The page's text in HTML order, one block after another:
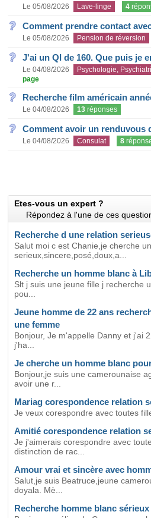
Le 05/08/2026 Lave-linge 4
Comment prendre contact
Le 05/08/2026 Pension de réversion
J'ai un QI de 160. Que puis je
Le 04/08/2026 Psychologie,
page
Recherche film américain
Le 04/08/2026 13 réponses
Comment avoir un renduvous
Le 04/08/2026 Consulat 8
Etes-vous un expert ?
Répondez à l'une de ces
Recherche d une relation
Salut moi c est Chanie,je cherche
serieux,sincere,posé,doux,a...
Recherche un homme blanc à
Slt j suis une jeune fille j recherche
pou...
Jeune homme de 22 ans
une femme
Bonjour, Je m'appelle Danny et j'ai
j'ha...
Je cherche un homme blanc
Bonjour,je suis une camerounaise
avoir une r...
Mariag corespondence relation
Je veux corespondre avec toutes
Amitié corespondence relation
Je j'aimerais corespondre avec
distinction de rac...
Amour vrai et sincère avec
Salut,je suis Beatruce,jeune
doyala. Mè...
Recherche homme blanc